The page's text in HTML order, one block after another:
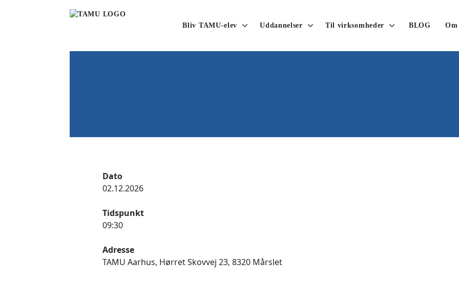
Bliv TAMU-elev Uddannelser Til virksomheder BLOG
Dato
02.12.2026
Tidspunkt
09:30
Adresse
TAMU Aarhus, Hørret Skovvej 23, 8320 Mårslet